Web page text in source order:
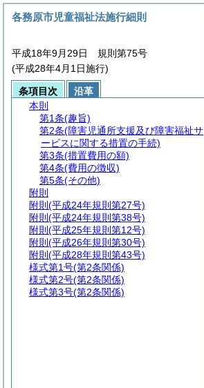
各務原市児童福祉法施行細則
平成18年9月29日 規則第75号
(平成28年4月1日施行)
条項目次
沿革
本則
第1条(趣旨)
第2条(障害児通所支援及び障害福祉サ
ービスに関する措置の手続)
第3条(措置費用の額)
第4条(費用の徴収)
第5条(その他)
附則
附則 (平成24年規則第27号)
附則 (平成24年規則第38号)
附則 (平成25年規則第12号)
附則 (平成26年規則第30号)
附則 (平成28年規則第43号)
様式第1号(第2条関係)
様式第2号(第2条関係)
様式第3号(第2条関係)